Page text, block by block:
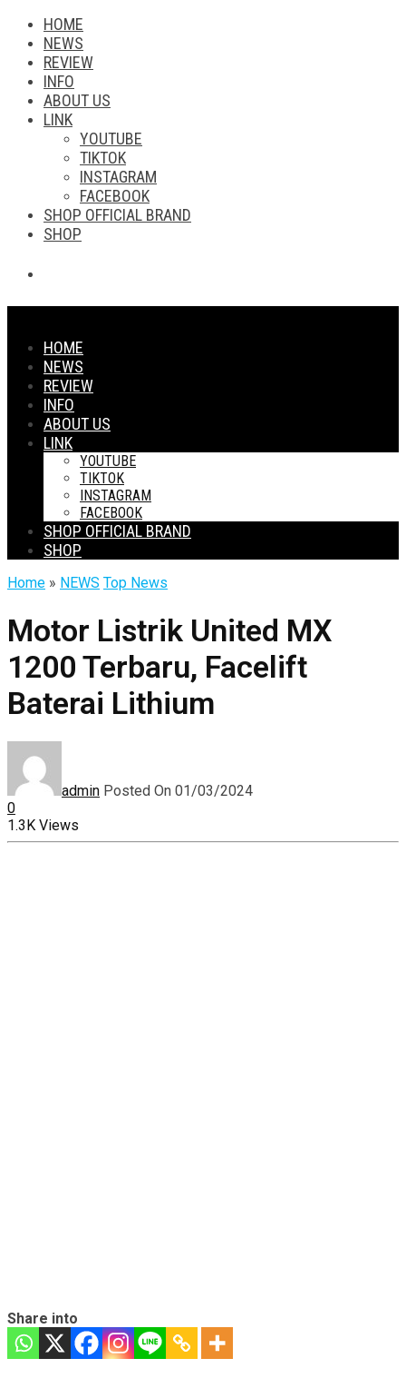
HOME
NEWS
REVIEW
INFO
ABOUT US
LINK
YOUTUBE
TIKTOK
INSTAGRAM
FACEBOOK
SHOP OFFICIAL BRAND
SHOP
HOME
NEWS
REVIEW
INFO
ABOUT US
LINK
YOUTUBE
TIKTOK
INSTAGRAM
FACEBOOK
SHOP OFFICIAL BRAND
SHOP
Home » NEWS Top News
Motor Listrik United MX
1200 Terbaru, Facelift
Baterai Lithium
admin Posted On 01/03/2024
0
1.3K Views
Share into